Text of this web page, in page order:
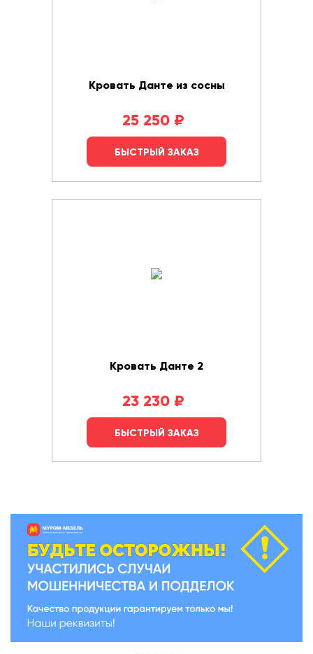
Кровать Данте из сосны
25 250 ₽
БЫСТРЫЙ ЗАКАЗ
Кровать Данте 2
23 230 ₽
БЫСТРЫЙ ЗАКАЗ